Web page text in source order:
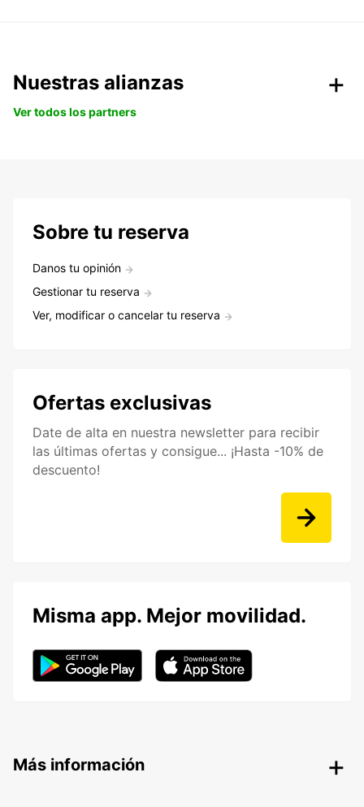
Nuestras alianzas
Ver todos los partners
Sobre tu reserva
Danos tu opinión
Gestionar tu reserva
Ver, modificar o cancelar tu reserva
Ofertas exclusivas
Date de alta en nuestra newsletter para recibir
las últimas ofertas y consigue... ¡Hasta -10% de
descuento!
Misma app. Mejor movilidad.
Más información